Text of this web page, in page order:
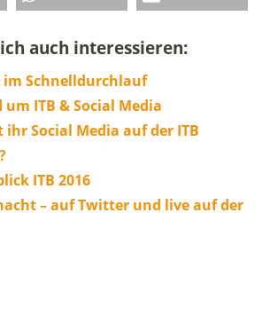
auch interessieren:
im Schnelldurchlauf
ITB & Social Media
ihr Social Media auf der ITB
ITB 2016
– auf Twitter und live auf der